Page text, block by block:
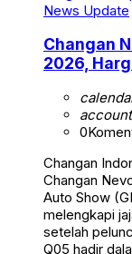
News Update
Changan
2026,
0
Changan
Changan
Auto Show
melengkapi
setelah
Q05 hadir